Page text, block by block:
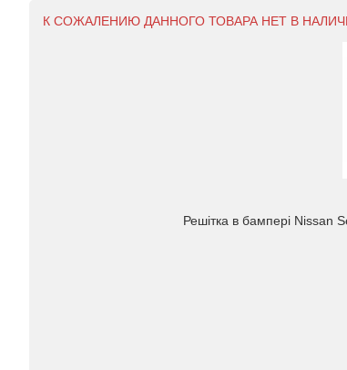
К СОЖАЛЕНИЮ ДАННОГО ТОВАРА НЕТ В
Решітка в бампері Nissan